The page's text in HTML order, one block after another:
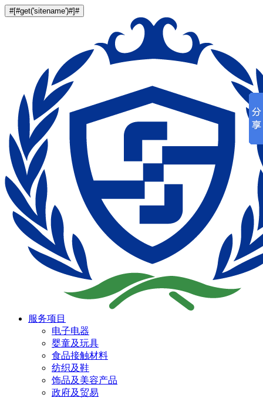
#[#get('sitename')#]#
服务项目
电子电器
婴童及玩具
食品接触材料
纺织及鞋
饰品及美容产品
政府及贸易